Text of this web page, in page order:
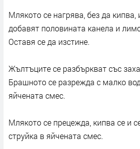
Млякото се нагрява, без да кипва,
добавят половината канела и
Оставя се да изстине.
Жълтъците се разбъркват със
Брашното се разрежда с малко
яйчената смес.
Млякото се прецежда, кипва се и
струйка в яйчената смес.